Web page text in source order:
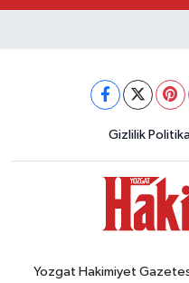
Gizlilik
Yozgat Hakimiyet